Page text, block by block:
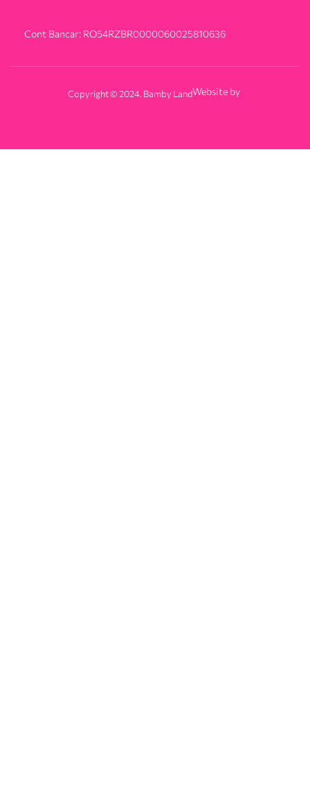
Cont Bancar: RO54RZBR0000060025810636
Copyright © 2024. Bamby LandWebsite by